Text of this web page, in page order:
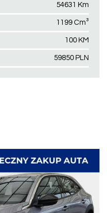
54631 Km
1199 Cm³
100 KM
59850 PLN